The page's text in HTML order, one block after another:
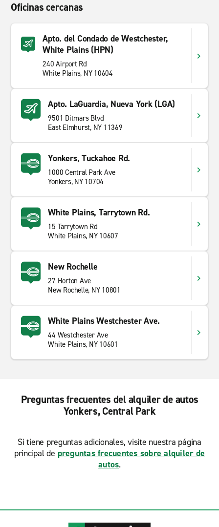
Oficinas cercanas
Apto. del Condado de Westchester,
White Plains (HPN)
240 Airport Rd
White Plains, NY 10604
Apto. LaGuardia, Nueva York (LGA)
9501 Ditmars Blvd
East Elmhurst, NY 11369
Yonkers, Tuckahoe Rd.
1000 Central Park Ave
Yonkers, NY 10704
White Plains, Tarrytown Rd.
15 Tarrytown Rd
White Plains, NY 10607
New Rochelle
27 Horton Ave
New Rochelle, NY 10801
White Plains Westchester Ave.
44 Westchester Ave
White Plains, NY 10601
Preguntas frecuentes del alquiler de autos
Yonkers, Central Park
Si tiene preguntas adicionales, visite nuestra página
principal de preguntas frecuentes sobre alquiler de
autos.